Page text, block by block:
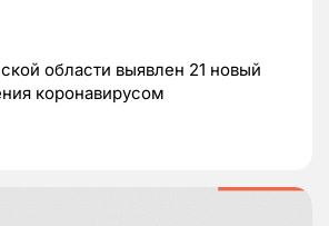
области выявлен 21 новый
коронавирусом